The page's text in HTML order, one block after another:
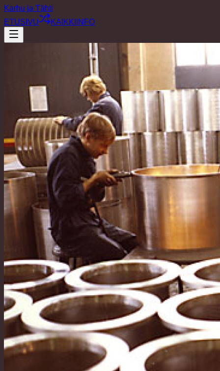
Karhu ja Tähti
ETUSIVU
KAIKKI INFO